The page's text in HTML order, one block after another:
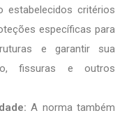
estabelecidos critérios
específicas para
e garantir sua
fissuras e outros
A norma também